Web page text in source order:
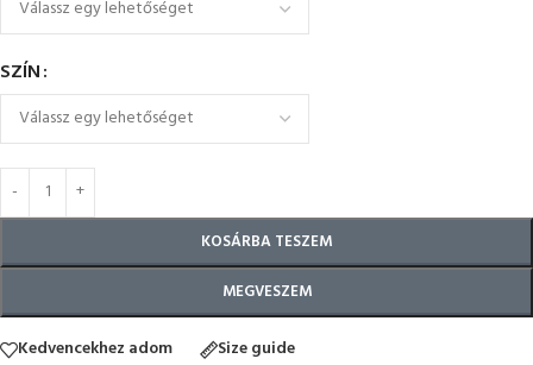
SZÍN
KOSÁRBA TESZEM
MEGVESZEM
Kedvencekhez adom Size guide